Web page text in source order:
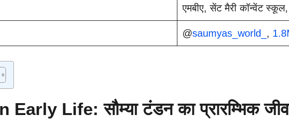
एमबीए, सेंट मैरी कॉन्वेंट
@saumyas_world_ ,
Life: सौम्या टंडन का प्रारम्भिक